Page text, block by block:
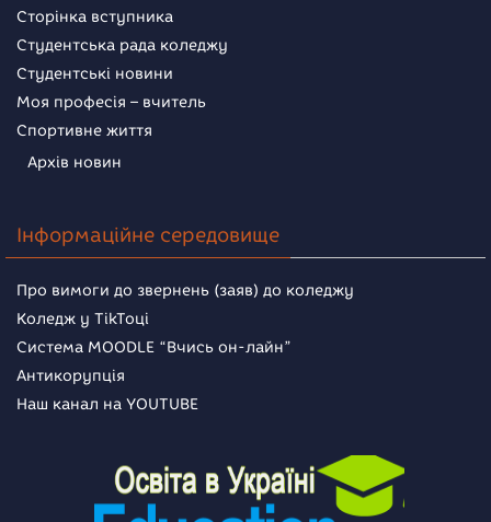
Сторінка вступника
Студентська рада коледжу
Студентські новини
Моя професія – вчитель
Спортивне життя
Архів новин
Інформаційне середовище
Про вимоги до звернень (заяв) до коледжу
Коледж у TikToці
Система MOODLE “Вчись он-лайн”
Антикорупція
Наш канал на YOUTUBE